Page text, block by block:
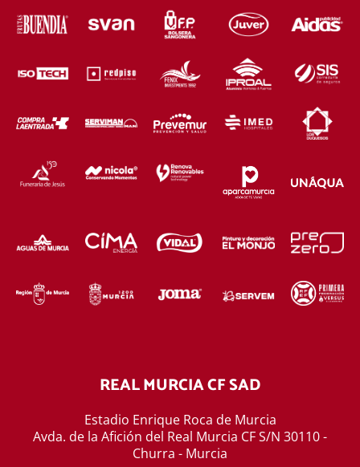
REAL MURCIA CF SAD
Estadio Enrique Roca de Murcia
Avda. de la Afición del Real Murcia CF S/N 30110 -
Churra - Murcia